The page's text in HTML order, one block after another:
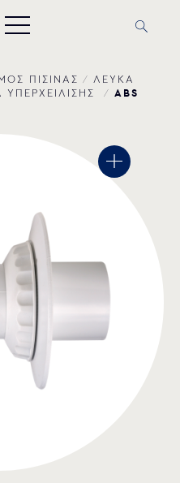
ΠΙΣΙΝΑΣ /
ΛΕΥΚΑ
/ ABS